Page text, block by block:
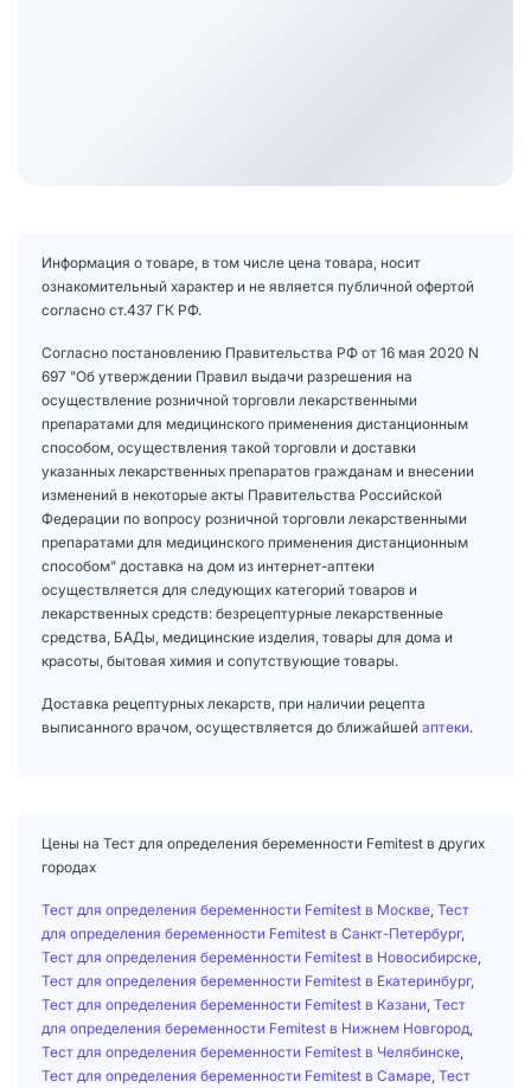
Информация о товаре, в том числе цена товара, носит
ознакомительный характер и не является публичной офертой
согласно ст.437 ГК РФ.
Согласно постановлению Правительства РФ от 16 мая 2020 N
697 "Об утверждении Правил выдачи разрешения на
осуществление розничной торговли лекарственными
препаратами для медицинского применения дистанционным
способом, осуществления такой торговли и доставки
указанных лекарственных препаратов гражданам и внесении
изменений в некоторые акты Правительства Российской
Федерации по вопросу розничной торговли лекарственными
препаратами для медицинского применения дистанционным
способом" доставка на дом из интернет-аптеки
осуществляется для следующих категорий товаров и
лекарственных средств: безрецептурные лекарственные
средства, БАДы, медицинские изделия, товары для дома и
красоты, бытовая химия и сопутствующие товары.
Доставка рецептурных лекарств, при наличии рецепта
выписанного врачом, осуществляется до ближайшей аптеки.
Цены на Тест для определения беременности Femitest в других
городах
Тест для определения беременности Femitest в Москве Тест
для определения беременности Femitest в Санкт-Петербург,
Тест для определения беременности Femitest в Новосибирске
Тест для определения беременности Femitest в Екатеринбург,
Тест для определения беременности Femitest в Казани Тест
для определения беременности Femitest в Нижнем Новгород
Тест для определения беременности Femitest в Челябинске
Тест для определения беременности Femitest в Самаре Тест